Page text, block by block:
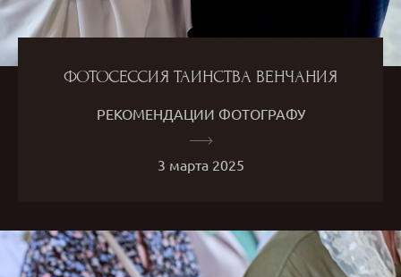
ФОТОСЕССИЯ ТАИНСТВА ВЕНЧАНИЯ
РЕКОМЕНДАЦИИ ФОТОГРАФУ
3 марта 2025